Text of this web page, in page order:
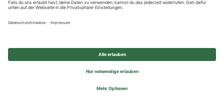
© 2026 REWE Group - All rights reserved